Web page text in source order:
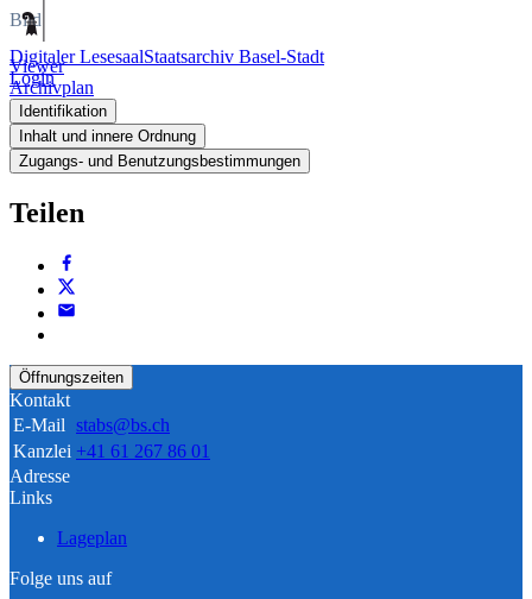
Digitaler LesesaalStaatsarchiv Basel-Stadt
Login
Bild
Viewer
Archivplan
Identifikation
Inhalt und innere Ordnung
Zugangs- und Benutzungsbestimmungen
Teilen
Öffnungszeiten
Kontakt
E-Mail stabs@bs.ch
Kanzlei +41 61 267 86 01
Adresse
Links
Lageplan
Folge uns auf